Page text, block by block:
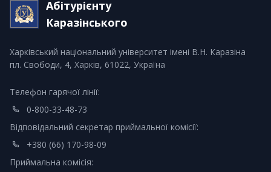
Абітурієнту
Каразінського
Харківський національний університет імені В.Н. Каразіна
пл. Свободи, 4, Харків, 61022, Україна
Телефон гарячої лінії:
0-800-33-48-73
Відповідальний секретар приймальної комісії:
+380 (66) 170-98-09
Приймальна комісія: